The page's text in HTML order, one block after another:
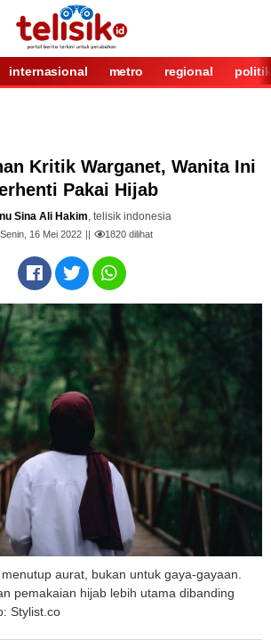
internasional metro regional politik
Kritik Warganet, Wanita Ini
Pakai Hijab
Sina Ali Hakim, telisik indonesia
Senin, 16 Mei 2022 1820 dilihat
aurat, bukan untuk gaya-gayaan.
pemakaian hijab lebih utama dibanding
Stylist.co